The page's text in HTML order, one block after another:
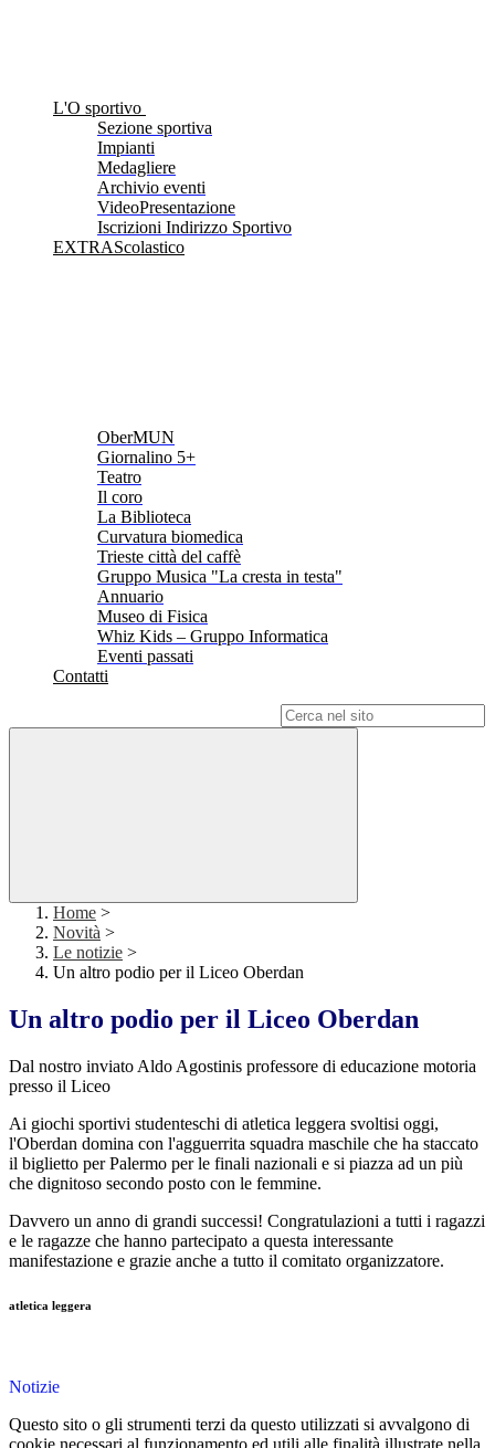
L'O sportivo
Sezione sportiva
Impianti
Medagliere
Archivio eventi
VideoPresentazione
Iscrizioni Indirizzo Sportivo
EXTRAScolastico
OberMUN
Giornalino 5+
Teatro
Il coro
La Biblioteca
Curvatura biomedica
Trieste città del caffè
Gruppo Musica "La cresta in testa"
Annuario
Museo di Fisica
Whiz Kids – Gruppo Informatica
Eventi passati
Contatti
Home >
Novità >
Le notizie >
Un altro podio per il Liceo Oberdan
Un altro podio per il Liceo Oberdan
Dal nostro inviato Aldo Agostinis professore di educazione motoria
presso il Liceo
Ai giochi sportivi studenteschi di atletica leggera svoltisi oggi,
l'Oberdan domina con l'agguerrita squadra maschile che ha staccato
il biglietto per Palermo per le finali nazionali e si piazza ad un più
che dignitoso secondo posto con le femmine.
Davvero un anno di grandi successi! Congratulazioni a tutti i ragazzi
e le ragazze che hanno partecipato a questa interessante
manifestazione e grazie anche a tutto il comitato organizzatore.
atletica leggera
Notizie
Questo sito o gli strumenti terzi da questo utilizzati si avvalgono di
cookie necessari al funzionamento ed utili alle finalità illustrate nella